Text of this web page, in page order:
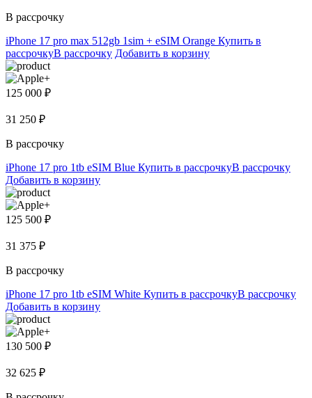
В рассрочку
iPhone 17 pro max 512gb 1sim + eSIM Orange Купить в
рассрочкуВ рассрочку Добавить в корзину
125 000 ₽
31 250 ₽
В рассрочку
iPhone 17 pro 1tb eSIM Blue Купить в рассрочкуВ рассрочку
Добавить в корзину
125 500 ₽
31 375 ₽
В рассрочку
iPhone 17 pro 1tb eSIM White Купить в рассрочкуВ рассрочку
Добавить в корзину
130 500 ₽
32 625 ₽